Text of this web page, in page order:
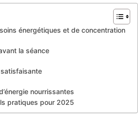
énergétiques et de concentration
la séance
nourrissantes
pratiques pour 2025